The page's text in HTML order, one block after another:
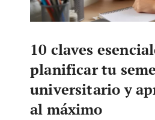
10 claves
planificar tu
universitario y
al máximo